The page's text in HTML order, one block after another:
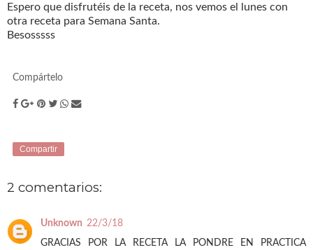
Espero que disfrutéis de la receta, nos vemos el lunes con
otra receta para Semana Santa.
Besosssss
Compártelo
Compartir
2 comentarios:
Unknown 22/3/18
GRACIAS POR LA RECETA LA PONDRE EN PRACTICA